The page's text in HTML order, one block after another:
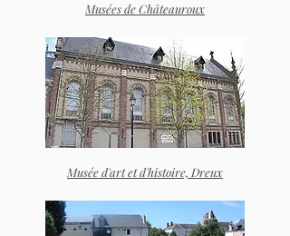
Musées de Châteauroux
Musée d'art et d'histoire, Dreux